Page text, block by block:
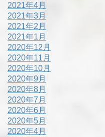
2021年4月
2021年3月
2021年2月
2021年1月
2020年12月
2020年11月
2020年10月
2020年9月
2020年8月
2020年7月
2020年6月
2020年5月
2020年4月